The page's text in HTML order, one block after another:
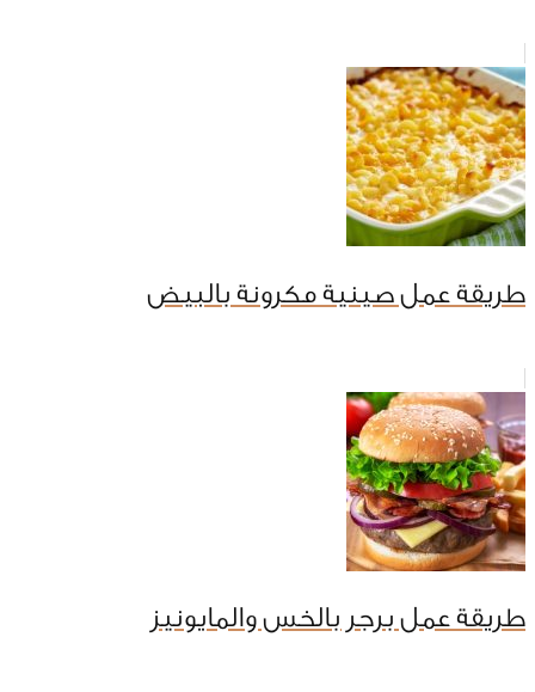
طريقة عمل صينية مكرونة بالبيض
طريقة عمل برجر بالخس والمايونيز